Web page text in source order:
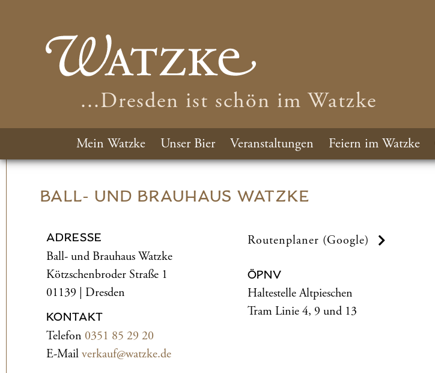
...Dresden ist schön im Watzke
Mein Watzke Unser Bier Veranstaltungen Feiern im Watzke
BALL- UND­ BRAUHAUS WATZKE
ADRESSE
Ball- und­ Brauhaus Watzke
Kötzschenbroder Straße 1
01139 | Dresden
KONTAKT
Telefon 0351 85 29 20
E-Mail verkauf@watzke.de
Routenplaner (Google)
ÖPNV
Haltestelle Altpieschen
Tram Linie 4, 9 und 13